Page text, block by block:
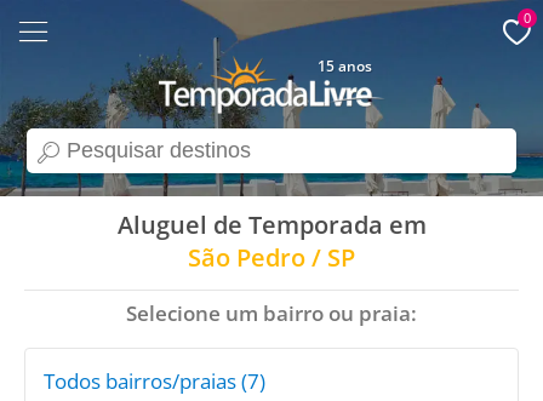
search
15 anos
0
Aluguel de Temporada em
São Pedro / SP
Selecione um bairro ou praia:
Todos bairros/praias (7)